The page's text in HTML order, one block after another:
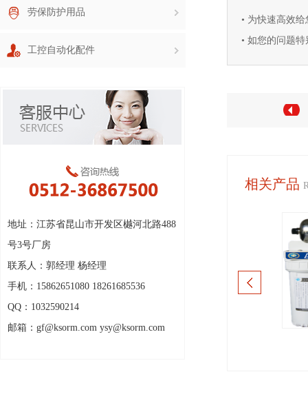
劳保防护用品
工控自动化配件
地址：江苏省昆山市开发区樾河北路488
号3号厂房
联系人：郭经理 杨经理
手机：15862651080 18261685536
QQ：1032590214
邮箱：gf@ksorm.com ysy@ksorm.com
• 为快速高效
• 如您的问题特
相关产品